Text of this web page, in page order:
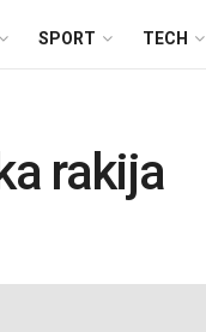
SPORT TECH
rakija